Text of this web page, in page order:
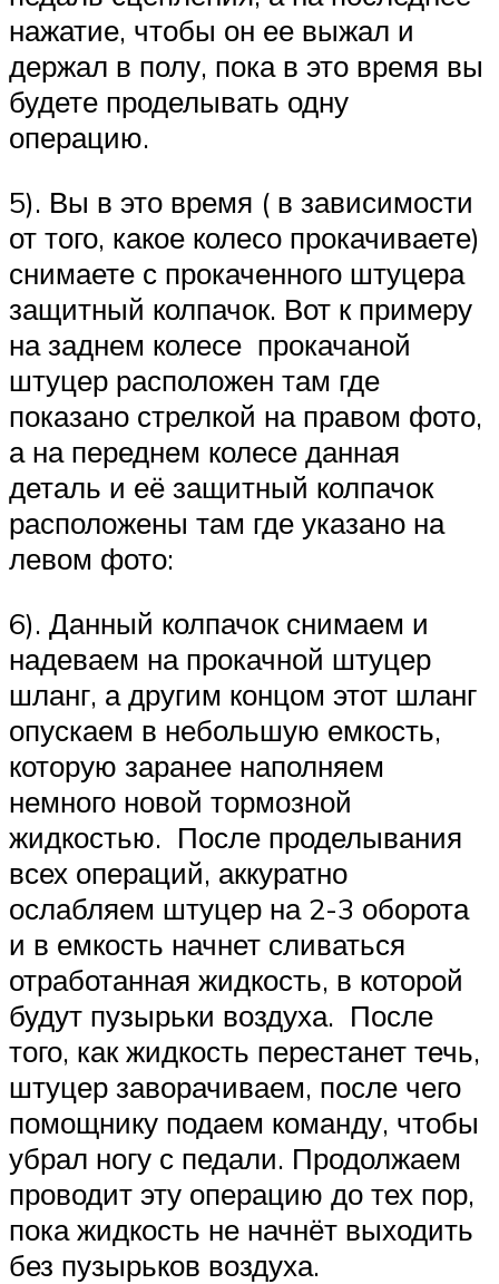
нажатие, чтобы он ее выжал и
держал в полу, пока в это время вы
будете проделывать одну
операцию.
5). Вы в это время ( в зависимости
от того, какое колесо прокачиваете)
снимаете с прокаченного штуцера
защитный колпачок. Вот к примеру
на заднем колесе прокачаной
штуцер расположен там где
показано стрелкой на правом фото,
а на переднем колесе данная
деталь и её защитный колпачок
расположены там где указано на
левом фото:
6). Данный колпачок снимаем и
надеваем на прокачной штуцер
шланг, а другим концом этот шланг
опускаем в небольшую емкость,
которую заранее наполняем
немного новой тормозной
жидкостью. После проделывания
всех операций, аккуратно
ослабляем штуцер на 2-3 оборота
и в емкость начнет сливаться
отработанная жидкость, в которой
будут пузырьки воздуха. После
того, как жидкость перестанет течь,
штуцер заворачиваем, после чего
помощнику подаем команду, чтобы
убрал ногу с педали. Продолжаем
проводит эту операцию до тех пор,
пока жидкость не начнёт выходить
без пузырьков воздуха.